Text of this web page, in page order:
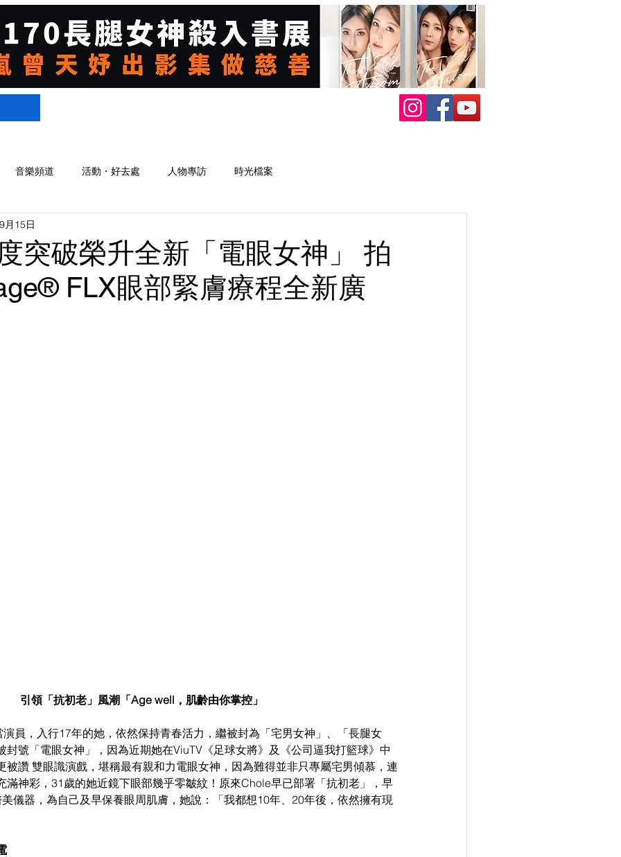
音樂頻道 活動・好去處 人物專訪 時光檔案
突破榮升全新「電眼女神」 拍
FLX眼部緊膚療程全新廣
月15日
引領「抗初老」風潮「Age well，肌齡由你掌控」
員，入行17年的她，依然保持青春活力，繼被封為「宅男女神」、「長腿女
封號「電眼女神」，因為近期她在ViuTV《足球女將》及《公司逼我打籃球》中
被讚 雙眼識演戲，堪稱最有親和力電眼女神，因為難得並非只專屬宅男傾慕，連
滿神彩，31歲的她近鏡下眼部幾乎零皺紋！原來Chole早已部署「抗初老」，早
儀器，為自己及早保養眼周肌膚，她說：「我都想10年、20年後，依然擁有現